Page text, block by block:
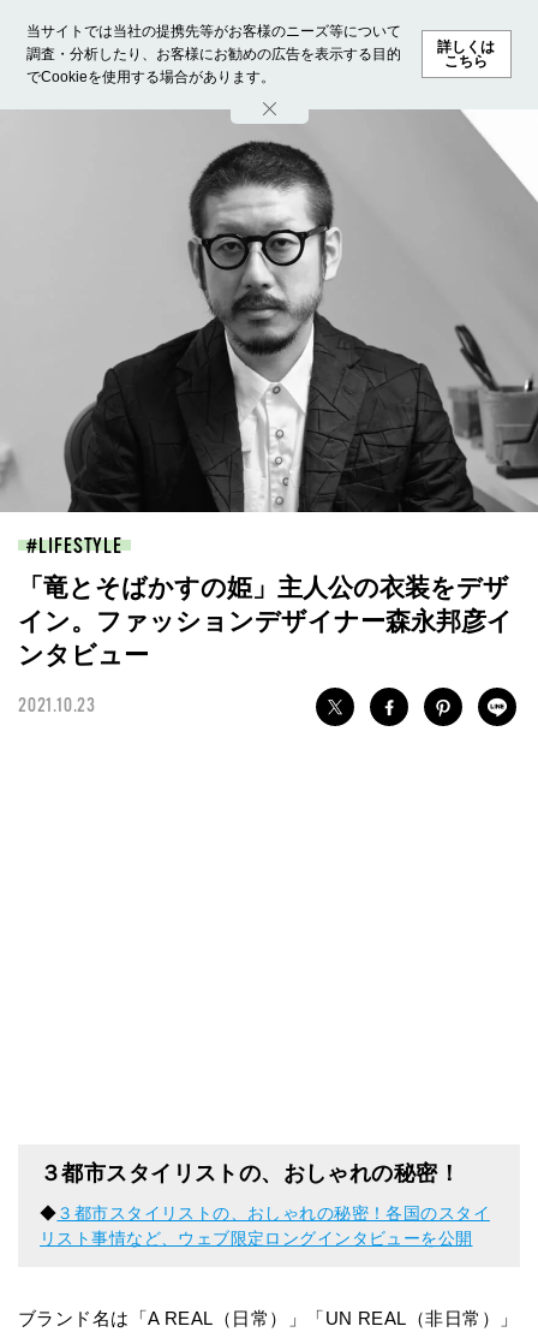
当サイトでは当社の提携先等がお客様のニーズ等について
調査・分析したり、お客様にお勧めの広告を表示する目的
でCookieを使用する場合があります。
詳しくは
こちら
ホーム モデル募集 ランキング ファッション ビューテ
LIFESTYLE
「竜とそばかすの姫」主人公の衣装をデザ
イン。ファッションデザイナー森永邦彦イ
ンタビュー
2021.10.23
３都市スタイリストの、おしゃれの秘密！
◆３都市スタイリストの、おしゃれの秘密！各国のスタイ
リスト事情など、ウェブ限定ロングインタビューを公開
ブランド名は「A REAL（日常）」「UN REAL（非日常）」